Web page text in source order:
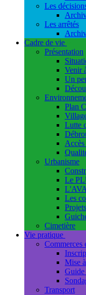
Les
Les arrêtés
Cadre de vie
Présentation
Venir
Un
Plan
Lutte
Urbanisme
Le
Les
Cimetière
Vie pratique
Commerces
Mise
Guide
Transport